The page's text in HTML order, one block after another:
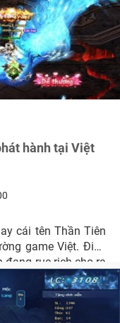
hành tại Việt
cái tên Thần Tiên
game Việt. Điều
đang rục rịch cho ra
và được đầu tư